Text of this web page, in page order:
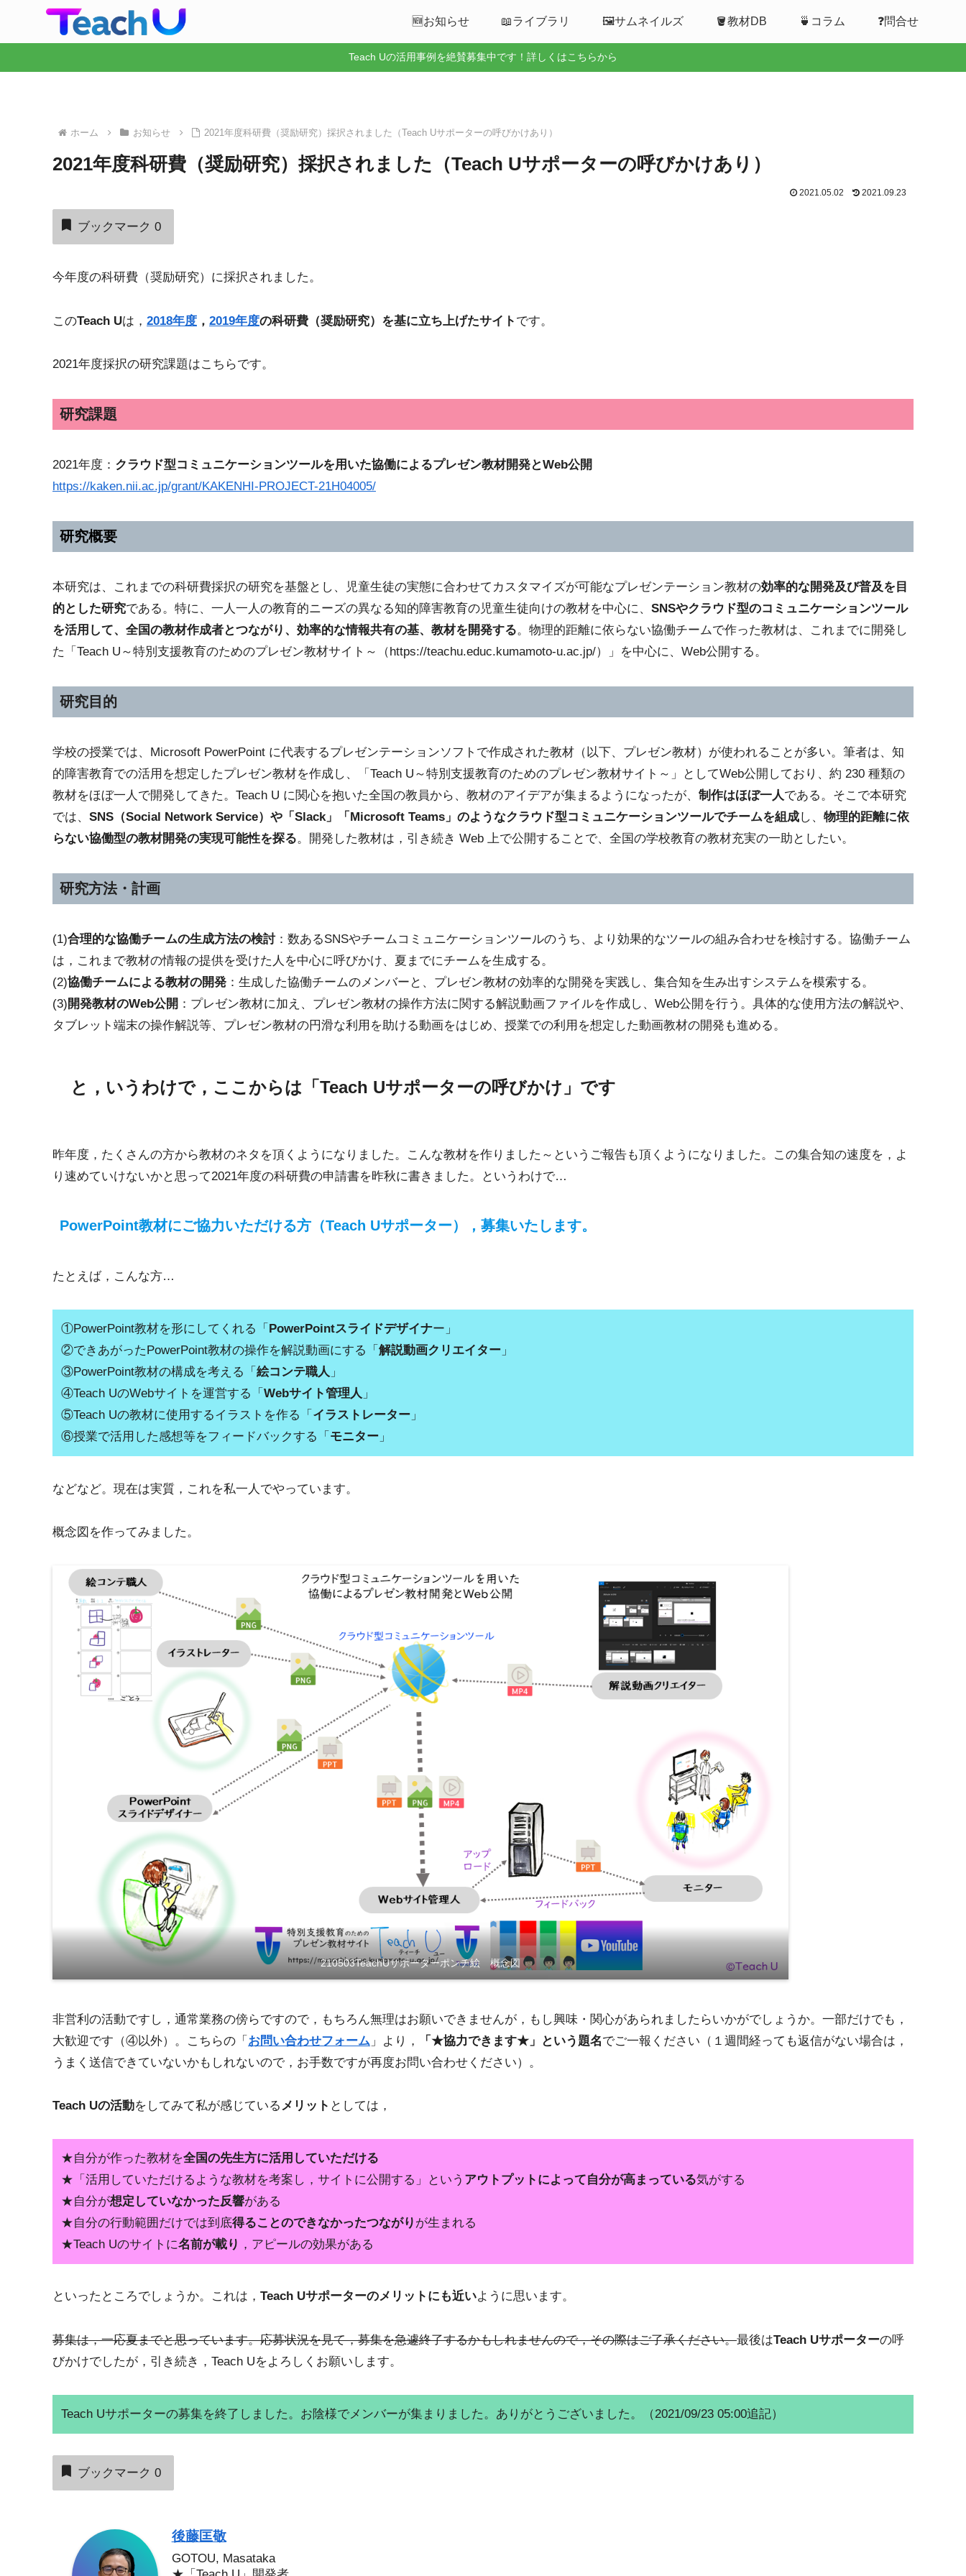
🆕お知らせ 📖ライブラリ 🖼️サムネイルズ 🪣教材DB 🍵コラム ❓問合せ
Teach Uの活用事例を絶賛募集中です！詳しくはこちらから
ホーム お知らせ 2021年度科研費（奨励研究）採択されました（Teach Uサポーターの呼びかけあり）
2021年度科研費（奨励研究）採択されました（Teach Uサポーターの呼びかけあり）
2021.05.02 2021.09.23
ブックマーク 0
今年度の科研費（奨励研究）に採択されました。
このTeach Uは， 2018年度 ， 2019年度の科研費（奨励研究）を基に立ち上げたサイト です。
2021年度採択の研究課題はこちらです。
研究課題
2021年度： クラウド型コミュニケーションツールを用いた協働によるプレゼン教材開発とWeb公開
https://kaken.nii.ac.jp/grant/KAKENHI-PROJECT-21H04005/
研究概要
本研究は、これまでの科研費採択の研究を基盤とし、児童生徒の実態に合わせてカスタマイズが可能なプレゼンテーション教材の効率的な開発及び普及を目
的とした研究である。特に、一人一人の教育的ニーズの異なる知的障害教育の児童生徒向けの教材を中心に、 SNSやクラウド型のコミュニケーションツール
を活用して、全国の教材作成者とつながり、効率的な情報共有の基、教材を開発する。物理的距離に依らない協働チームで作った教材は、これまでに開発し
た「Teach U～特別支援教育のためのプレゼン教材サイト～（https://teachu.educ.kumamoto-u.ac.jp/）」を中心に、Web公開する。
研究目的
学校の授業では、Microsoft PowerPoint に代表するプレゼンテーションソフトで作成された教材（以下、プレゼン教材）が使われることが多い。筆者は、知
的障害教育での活用を想定したプレゼン教材を作成し、「Teach U～特別支援教育のためのプレゼン教材サイト～」としてWeb公開しており、約 230 種類の
教材をほぼ一人で開発してきた。Teach U に関心を抱いた全国の教員から、教材のアイデアが集まるようになったが、 制作はほぼ一人である。そこで本研究
では、 SNS（Social Network Service）や「Slack」「Microsoft Teams」のようなクラウド型コミュニケーションツールでチームを組成し、 物理的距離に依
らない協働型の教材開発の実現可能性を探る。開発した教材は，引き続き Web 上で公開することで、全国の学校教育の教材充実の一助としたい。
研究方法・計画
(1)合理的な協働チームの生成方法の検討：数あるSNSやチームコミュニケーションツールのうち、より効果的なツールの組み合わせを検討する。協働チーム
は，これまで教材の情報の提供を受けた人を中心に呼びかけ、夏までにチームを生成する。
(2)協働チームによる教材の開発 ：生成した協働チームのメンバーと、プレゼン教材の効率的な開発を実践し、集合知を生み出すシステムを模索する。
(3) 開発教材のWeb公開 ：プレゼン教材に加え、プレゼン教材の操作方法に関する解説動画ファイルを作成し、Web公開を行う。具体的な使用方法の解説や、
タブレット端末の操作解説等、プレゼン教材の円滑な利用を助ける動画をはじめ、授業での利用を想定した動画教材の開発も進める。
と，いうわけで，ここからは「Teach Uサポーターの呼びかけ」です
昨年度，たくさんの方から教材のネタを頂くようになりました。こんな教材を作りました～というご報告も頂くようになりました。この集合知の速度を，よ
り速めていけないかと思って2021年度の科研費の申請書を昨秋に書きました。というわけで…
PowerPoint教材にご協力いただける方（Teach Uサポーター），募集いたします。
たとえば，こんな方…
①PowerPoint教材を形にしてくれる「 PowerPointスライドデザイナー」
②できあがったPowerPoint教材の操作を解説動画にする「 解説動画クリエイター 」
③PowerPoint教材の構成を考える「 絵コンテ職人 」
④Teach UのWebサイトを運営する「 Webサイト管理人 」
⑤Teach Uの教材に使用するイラストを作る「 イラストレーター 」
⑥授業で活用した感想等をフィードバックする「 モニター 」
などなど。現在は実質，これを私一人でやっています。
概念図を作ってみました。
210503TeachUサポーターポンチ絵 概念図
非営利の活動ですし，通常業務の傍らですので，もちろん無理はお願いできませんが，もし興味・関心があられましたらいかがでしょうか。一部だけでも，
大歓迎です（④以外）。こちらの「 お問い合わせフォーム 」より， 「★協力できます★」という題名でご一報ください（１週間経っても返信がない場合は，
うまく送信できていないかもしれないので，お手数ですが再度お問い合わせください）。
Teach Uの活動をしてみて私が感じているメリット としては，
★自分が作った教材を全国の先生方に活用していただける
★「活用していただけるような教材を考案し，サイトに公開する」という アウトプットによって自分が高まっている気がする
★自分が想定していなかった反響がある
★自分の行動範囲だけでは到底得ることのできなかったつながり が生まれる
★Teach Uのサイトに名前が載り ，アピールの効果がある
といったところでしょうか。これは， Teach Uサポーターのメリットにも近いように思います。
募集は，一応夏までと思っています。応募状況を見て，募集を急遽終了するかもしれませんので，その際はご了承ください。最後はTeach Uサポーターの呼
びかけでしたが，引き続き，Teach Uをよろしくお願いします。
Teach Uサポーターの募集を終了しました。お陰様でメンバーが集まりました。ありがとうございました。（2021/09/23 05:00追記）
ブックマーク 0
後藤匡敬
GOTOU, Masataka